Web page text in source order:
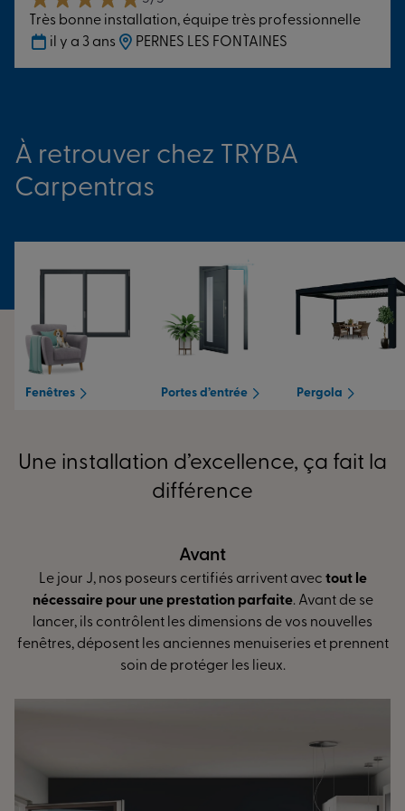
accompagnent par des poseurs certifiés, une garantie de
qualité ! Notre équipe de pose assure la qualité de
service et vous fait gagner du temps durant l’ensemble
Très bonne installation, équipe très professionnelle
il y a 3 ans
PERNES LES FONTAINES
À retrouver chez TRYBA
Carpentras
Fenêtres Portes d’entrée Pergola
Une installation d’excellence, ça fait la
différence
tout le
de se
prennent
L’installation peut débuter ! Contrôle de
réglage des ouvrants... Nos poseurs
mesure vous assurentdes finitions
une isolation optimaleet de plus grandes
d’énergie.